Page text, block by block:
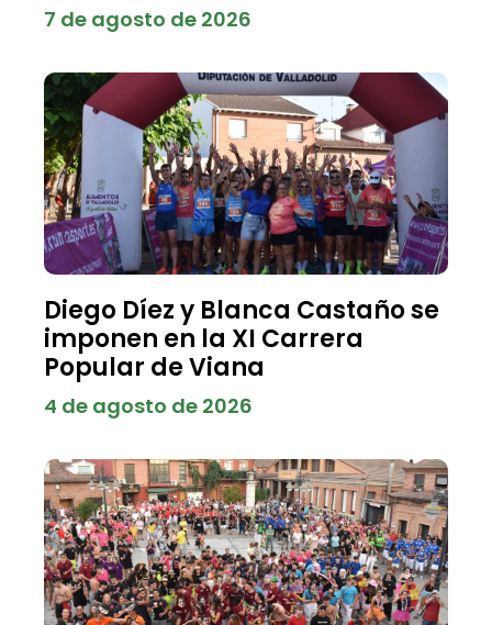
7 de agosto de 2026
Diego Díez y Blanca Castaño se
imponen en la XI Carrera
Popular de Viana
4 de agosto de 2026